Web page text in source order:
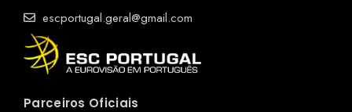
escportugal.geral@gmail.com
Parceiros Oficiais